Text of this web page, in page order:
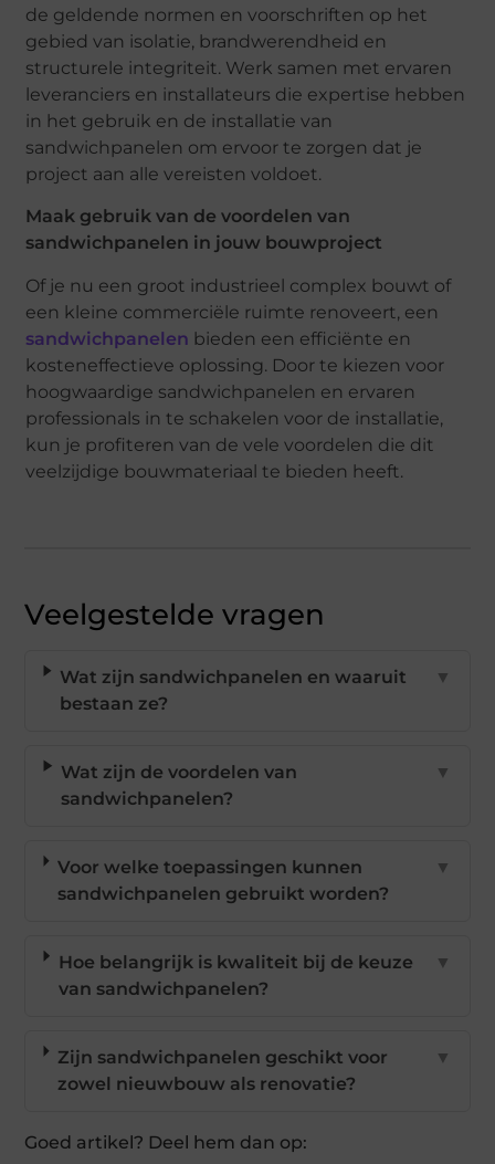
de geldende normen en voorschriften op het
gebied van isolatie, brandwerendheid en
structurele integriteit. Werk samen met ervaren
leveranciers en installateurs die expertise hebben
in het gebruik en de installatie van
sandwichpanelen om ervoor te zorgen dat je
project aan alle vereisten voldoet.
Maak gebruik van de voordelen van
sandwichpanelen in jouw bouwproject
Of je nu een groot industrieel complex bouwt of
een kleine commerciële ruimte renoveert, een
sandwichpanelen bieden een efficiënte en
kosteneffectieve oplossing. Door te kiezen voor
hoogwaardige sandwichpanelen en ervaren
professionals in te schakelen voor de installatie,
kun je profiteren van de vele voordelen die dit
veelzijdige bouwmateriaal te bieden heeft.
Veelgestelde vragen
Wat zijn sandwichpanelen en waaruit
bestaan ze?
▼
Wat zijn de voordelen van
sandwichpanelen?
▼
Voor welke toepassingen kunnen
sandwichpanelen gebruikt worden?
▼
Hoe belangrijk is kwaliteit bij de keuze
van sandwichpanelen?
▼
Zijn sandwichpanelen geschikt voor
zowel nieuwbouw als renovatie?
▼
Goed artikel? Deel hem dan op: